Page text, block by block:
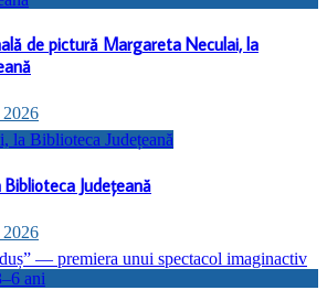
de pictură Margareta Neculai, la
2026
Județeană
2026